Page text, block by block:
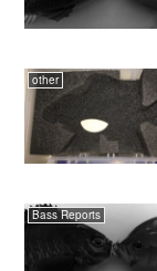
other
Bass Reports